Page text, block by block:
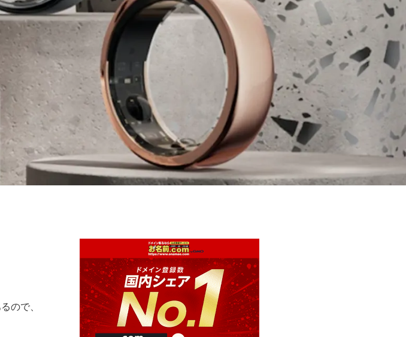
ので、